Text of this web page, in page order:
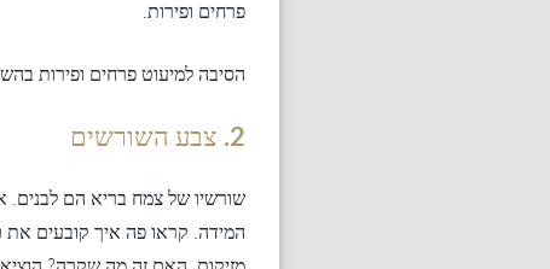
פרחים ופירות.
הסיבה למיעוט פרחים ופירות
2. צבע השורשים
שורשיו של צמח בריא הם
המידה. קראו פה איך קובעים